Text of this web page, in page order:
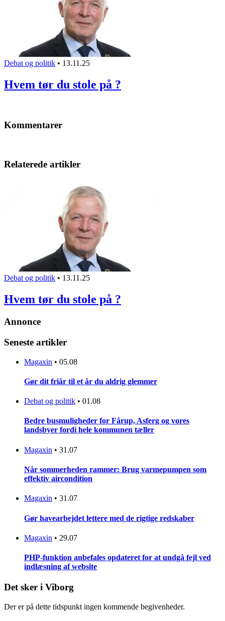
Debat og politik • 13.11.25
Hvem tør du stole på ?
Kommentarer
Relaterede artikler
Debat og politik • 13.11.25
Hvem tør du stole på ?
Annonce
Seneste artikler
Magaxin • 05.08
Gør dit friår til et år du aldrig glemmer
Debat og politik • 01.08
Bedre busmuligheder for Fårup, Asferg og vores
landsbyer fordi hele kommunen tæller
Magaxin • 31.07
Når sommerheden rammer: Brug varmepumpen som
effektiv aircondition
Magaxin • 31.07
Gør havearbejdet lettere med de rigtige redskaber
Magaxin • 29.07
PHP-funktion anbefales opdateret for at undgå fejl ved
indlæsning af website
Det sker i Viborg
Der er på dette tidspunkt ingen kommende begivenheder.